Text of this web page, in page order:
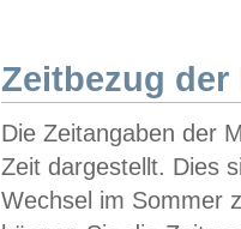
Zeitbezug der
Die Zeitangaben der
Zeit dargestellt. Dies
Wechsel im Sommer